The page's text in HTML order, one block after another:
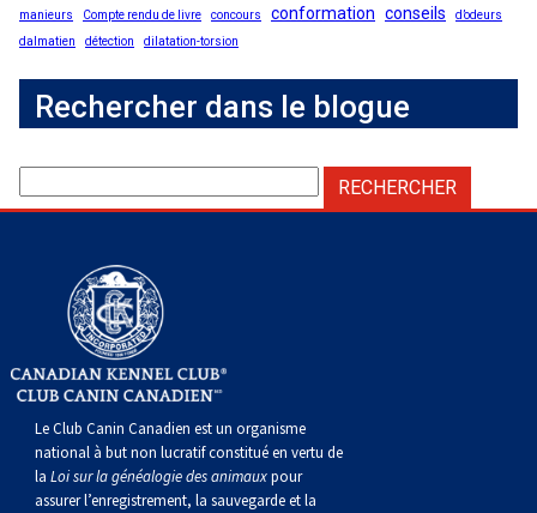
manieurs
Compte rendu de livre concours conformation conseils
d’odeurs
dalmatien
détection dilatation-torsion
Rechercher dans le blogue
Le Club Canin Canadien est un organisme
national à but non lucratif constitué en vertu de
la Loi sur la généalogie des animauxpour
assurer l’enregistrement, la sauvegarde et la